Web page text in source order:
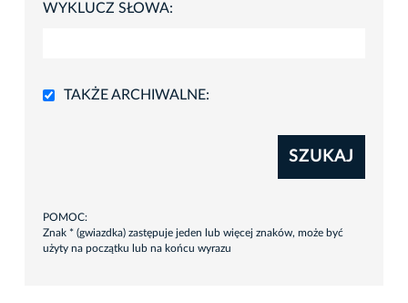
WYKLUCZ SŁOWA:
TAKŻE ARCHIWALNE:
SZUKAJ
POMOC:
Znak * (gwiazdka) zastępuje jeden lub więcej znaków, może być
użyty na początku lub na końcu wyrazu